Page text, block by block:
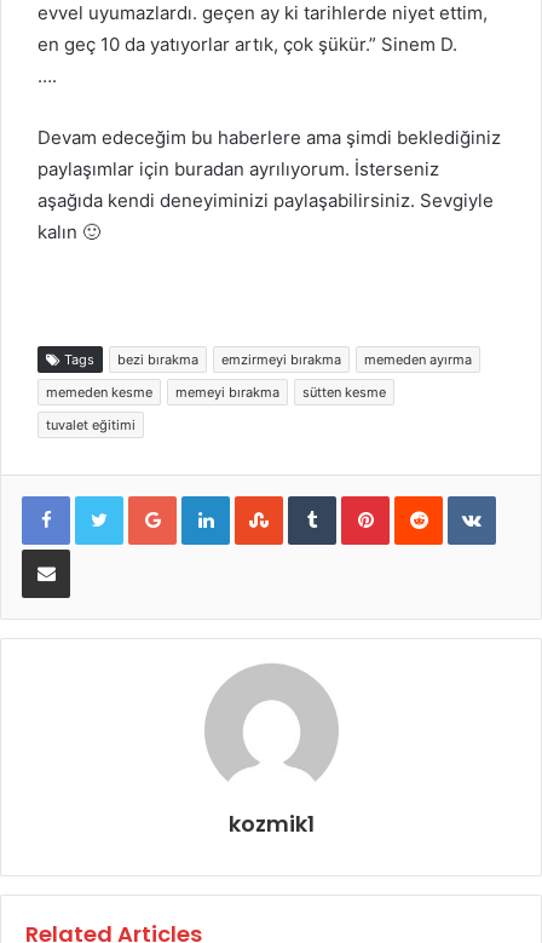
evvel uyumazlardı. geçen ay ki tarihlerde niyet ettim,
en geç 10 da yatıyorlar artık, çok şükür.” Sinem D.
….
Devam edeceğim bu haberlere ama şimdi beklediğiniz
paylaşımlar için buradan ayrılıyorum. İsterseniz
aşağıda kendi deneyiminizi paylaşabilirsiniz. Sevgiyle
kalın 🙂
Tags bezi bırakma emzirmeyi bırakma
memeden ayırma
memeden kesme
memeyi bırakma
sütten kesme
tuvalet eğitimi
Google+LinkedInStumbleUpon
TumblrPinterestReddit
E-Posta ile paylaş
kozmik1
Related Articles